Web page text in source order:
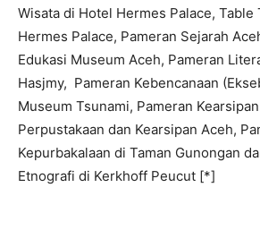
Wisata di Hotel Hermes Palace, Table
Hermes Palace, Pameran Sejarah
Edukasi Museum Aceh, Pameran
Hasjmy, Pameran Kebencanaan
Museum Tsunami, Pameran
Perpustakaan dan Kearsipan Aceh,
Kepurbakalaan di Taman Gunongan
Etnografi di Kerkhoff Peucut [*]